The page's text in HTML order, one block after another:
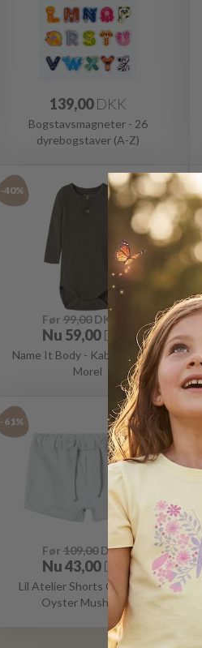
139,00 DKK
Bogstavsmagneter - 26
dyrebogstaver (A-Z)
-40%
Før99,00DKK
Nu 59,00 DKK
Name It Body - Kab Knapper -
Morel
-61%
Før109,00DKK
Nu43,00 DKK
Lil Atelier Shorts Gago Ken
Oyster Mushroom